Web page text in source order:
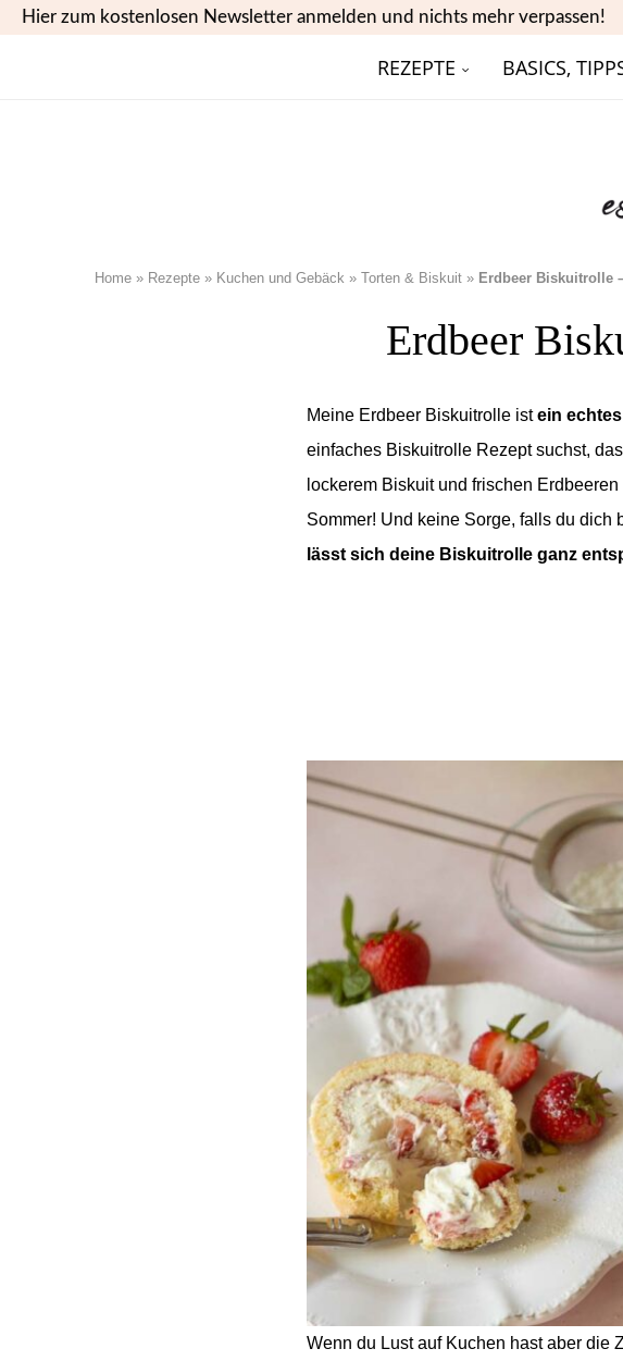
Hier zum kostenlosen Newsletter anmelden und nichts mehr verpassen!
REZEPTE BASICS,
Home » Rezepte » Kuchen und Gebäck » Torten & Biskuit » Erdbeer Biskuitrolle
Erdbeer
Meine Erdbeer Biskuitrolle istein
einfaches Biskuitrolle Rezept suchst,
lockerem Biskuit und frischen
Sommer! Und keine Sorge, falls du dich
lässt sich deine Biskuitrolle ganz
Wenn du Lust auf Kuchen hast aber die